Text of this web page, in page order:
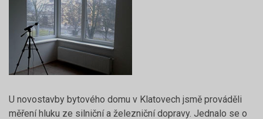
U novostavby bytového domu v Klatovech jsmě prováděli
měření hluku ze silniční a železniční dopravy. Jednalo se o